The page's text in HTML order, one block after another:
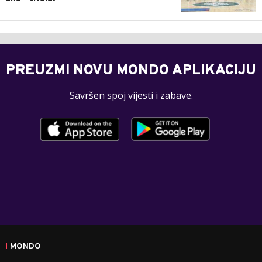
PREUZMI NOVU MONDO APLIKACIJU
Savršen spoj vijesti i zabave.
MONDO